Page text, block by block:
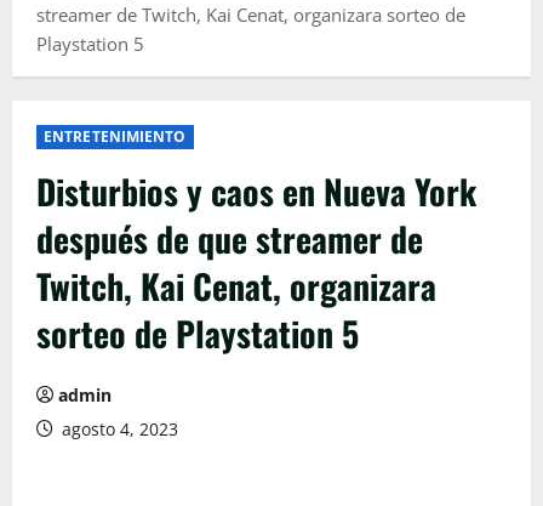
streamer de Twitch, Kai Cenat, organizara sorteo de
Playstation 5
ENTRETENIMIENTO
Disturbios y caos en Nueva York
después de que streamer de
Twitch, Kai Cenat, organizara
sorteo de Playstation 5
admin
agosto 4, 2023